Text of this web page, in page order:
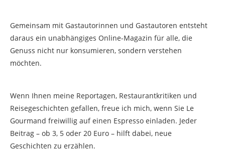
Gemeinsam mit Gastautorinnen und Gastautoren entsteht
daraus ein unabhängiges Online-Magazin für alle, die
Genuss nicht nur konsumieren, sondern verstehen
möchten.
Wenn Ihnen meine Reportagen, Restaurantkritiken und
Reisegeschichten gefallen, freue ich mich, wenn Sie Le
Gourmand freiwillig auf einen Espresso einladen. Jeder
Beitrag – ob 3, 5 oder 20 Euro – hilft dabei, neue
Geschichten zu erzählen.